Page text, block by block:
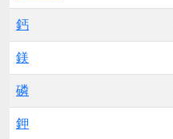
鈣
鎂
磷
鉀